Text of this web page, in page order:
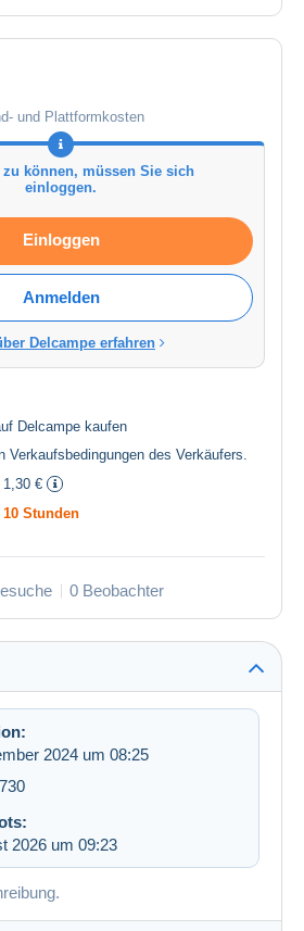
und Plattformkosten
zu können, müssen Sie sich
einloggen.
Einloggen
Anmelden
Delcampe erfahren
Delcampe kaufen
Verkaufsbedingungen des Verkäufers.
1,30 €
10 Stunden
0 Beobachter
2024 um 08:25
2026 um 09:23